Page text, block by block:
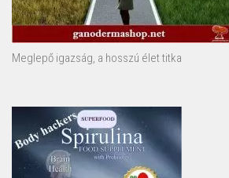
Meglepő igazság, a hosszú élet titka